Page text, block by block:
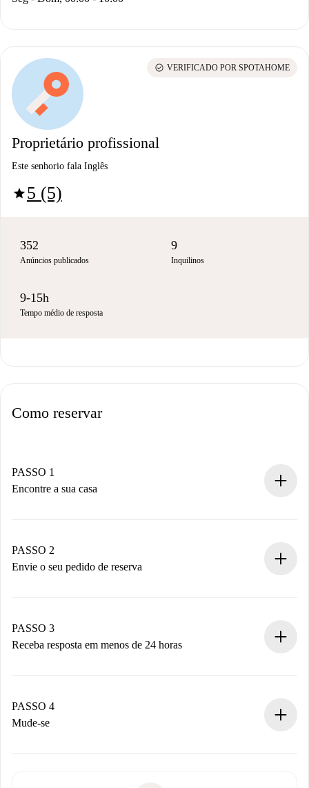
Proprietário profissional
Este senhorio fala Inglês
star5 (5)
check_circle VERIFICADO POR SPOTAHOME
352
Anúncios publicados
9
Inquilinos
9-15h
Tempo médio de resposta
Como reservar
PASSO 1
Encontre a sua casa
Você tem todas as informações necessárias
antecipadamente.
PASSO 2
Envie o seu pedido de reserva
Não cobramos nada até que o proprietário confirme.
PASSO 3
Receba resposta em menos de 24 horas
proprietário.
Se recusada: não cobraremos nada e ofereceremos
PASSO 4
Mude-se